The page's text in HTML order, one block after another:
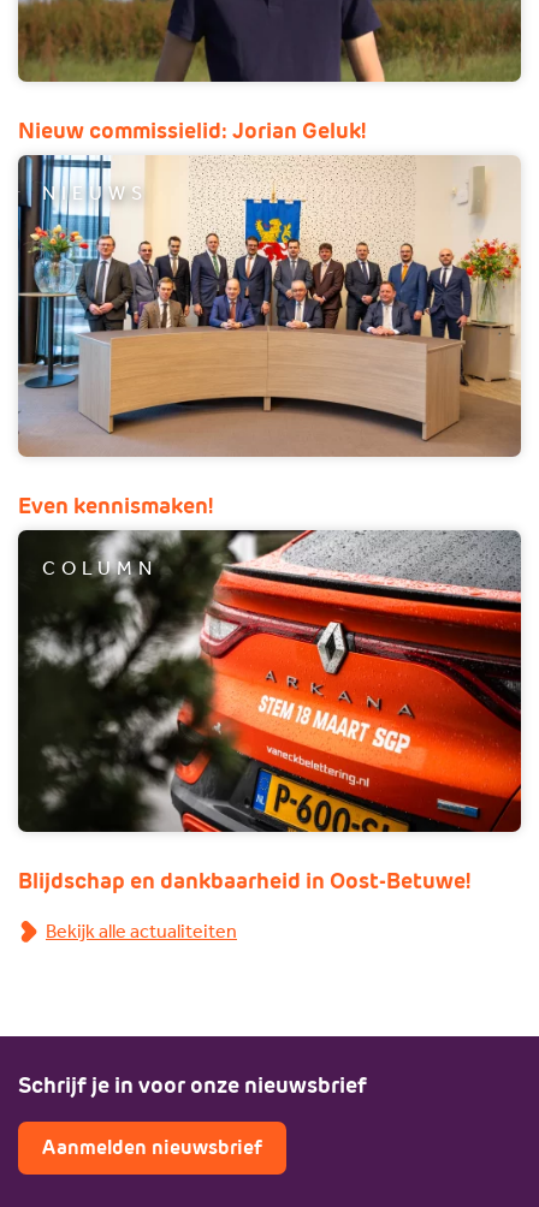
Nieuw commissielid: Jorian Geluk!
NIEUWS
Even kennismaken!
COLUMN
Blijdschap en dankbaarheid in Oost-Betuwe!
Bekijk alle actualiteiten
Schrijf je in voor onze nieuwsbrief
Aanmelden nieuwsbrief